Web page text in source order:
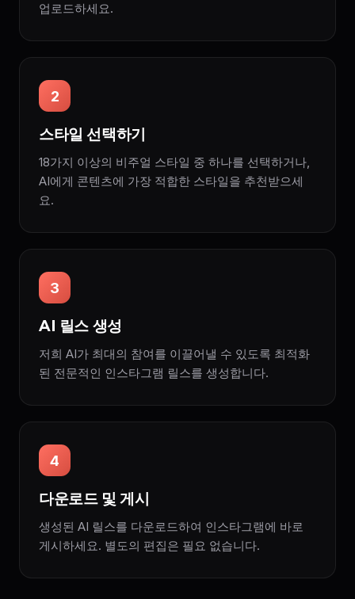
업로드하세요.
2
스타일 선택하기
18가지 이상의 비주얼 스타일 중 하나를 선택하거나,
AI에게 콘텐츠에 가장 적합한 스타일을 추천받으세
요.
3
AI 릴스 생성
저희 AI가 최대의 참여를 이끌어낼 수 있도록 최적화
된 전문적인 인스타그램 릴스를 생성합니다.
4
다운로드 및 게시
생성된 AI 릴스를 다운로드하여 인스타그램에 바로
게시하세요. 별도의 편집은 필요 없습니다.